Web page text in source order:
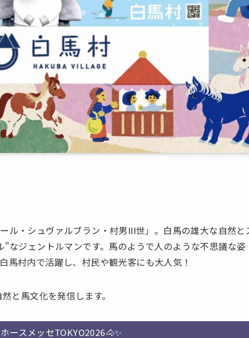
ル・シュヴァルブラン・村男III世」。白馬の雄大な自然と
なジェントルマンです。馬のようで人のような不思議な姿
馬村内で活躍し、村民や観光客にも大人気！
と馬文化を発信します。
ースメッセTOKYO2026🐴✨